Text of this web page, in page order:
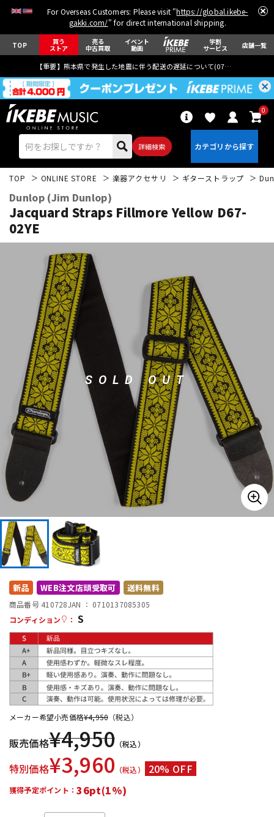
For Overseas Customers: Please visit "https://global.ikebe-
gakki.com/" for direct international shipping.
TOP 買う
ストア
売る
中古買取
イベント
動画
学割
サービス 店舗一覧
【重要】熊本県で発生した地震に伴う配送の遅延について(07月29日
詳細検索
0
ベース ウクレレ
ドラム パーカッション
キーボード 電子ピアノ
管楽器 その他楽器
DTM オンライン納品
配信/ライブ機器
中古 ヴィンテージ
TOP ONLINE STORE 楽器アクセサリ ギターストラップ
Dunlop (Jim Dunlop)
Jacquard Straps Fillmore Yellow D67-
02YE
SOLD OUT
新品 WEB注文店頭受取可 送料無料
商品番号 410728JAN ： 0710137085305
コンディション
： S
メーカー希望小売価格¥4,950 （税込）
販売価格¥4,950 （税込）
特別価格¥3,960 （税込） 20% OFF
獲得予定ポイント：36pt(1%)